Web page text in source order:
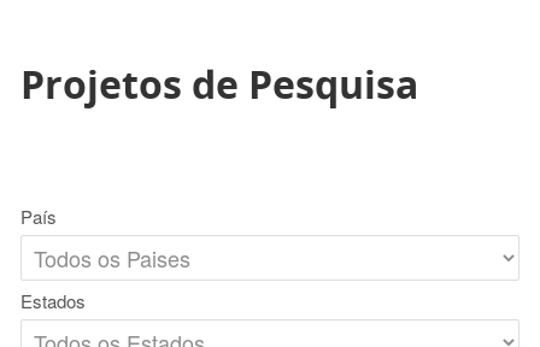
Projetos de Pesquisa
País
Estados